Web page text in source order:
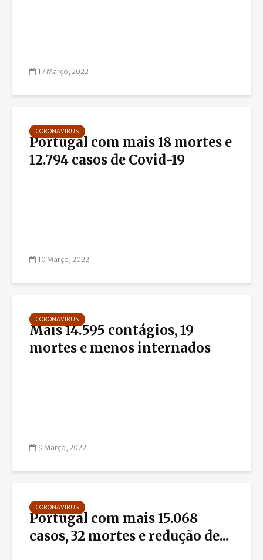
17 Março, 2022
CORONAVÍRUS
Portugal com mais 18 mortes e
12.794 casos de Covid-19
10 Março, 2022
CORONAVÍRUS
Mais 14.595 contágios, 19
mortes e menos internados
9 Março, 2022
CORONAVÍRUS
Portugal com mais 15.068
casos, 32 mortes e redução de...